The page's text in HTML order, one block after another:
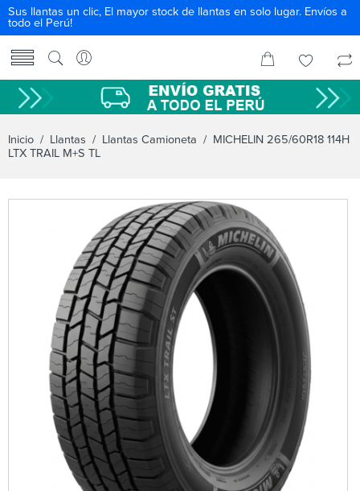
Sus llantas un clic, El mayor stock de llantas en solo lugar. Envíos a
todo el Perú!
Inicio / Llantas / Llantas Camioneta / MICHELIN 265/60R18 114H
LTX TRAIL M+S TL